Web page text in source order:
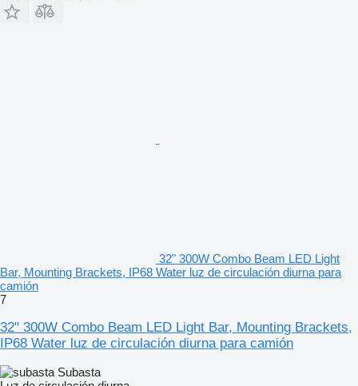
32" 300W Combo Beam LED Light
Bar, Mounting Brackets, IP68 Water luz de circulación diurna para
camión
7
32" 300W Combo Beam LED Light Bar, Mounting Brackets,
IP68 Water luz de circulación diurna para camión
Subasta